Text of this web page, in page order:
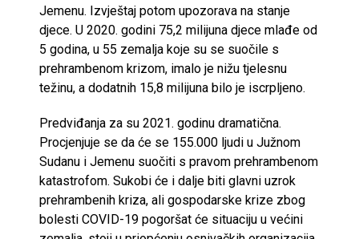
Jemenu. Izvještaj potom upozorava na stanje
djece. U 2020. godini 75,2 milijuna djece mlađe od
5 godina, u 55 zemalja koje su se suočile s
prehrambenom krizom, imalo je nižu tjelesnu
težinu, a dodatnih 15,8 milijuna bilo je iscrpljeno.
Predviđanja za su 2021. godinu dramatična.
Procjenjuje se da će se 155.000 ljudi u Južnom
Sudanu i Jemenu suočiti s pravom prehrambenom
katastrofom. Sukobi će i dalje biti glavni uzrok
prehrambenih kriza, ali gospodarske krize zbog
bolesti COVID-19 pogoršat će situaciju u većini